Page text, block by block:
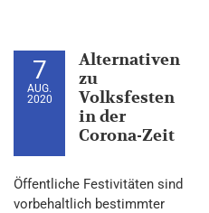
7
AUG.
2020
Alternativen
zu
Volksfesten
in der
Corona-Zeit
Öffentliche Festivitäten sind
vorbehaltlich bestimmter